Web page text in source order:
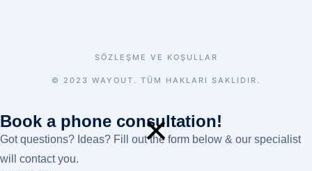
© 2023 WAYOUT. TÜM HAKLARI SAKLIDIR.
SÖZLEŞME VE KOŞULLAR
Book a phone consultation!
Got questions? Ideas? Fill out the form below & our specialist
will contact you.